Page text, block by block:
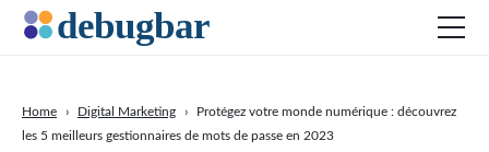
Home › Digital Marketing ›
Protégez votre monde numérique : découvrez
les 5 meilleurs gestionnaires de mots de passe en 2023